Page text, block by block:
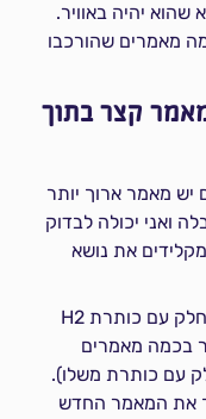
יהיה באוויר.
מאמרים שהורכבו
קצר בתוך
מאמר ארוך יותר
ואני יכולה לבדוק
את נושא
אפשר להפוך את המאמר הקצר לחלק עם כותרת H2
בכמה מאמרים
עם כותרת משלו).
את המאמר החדש